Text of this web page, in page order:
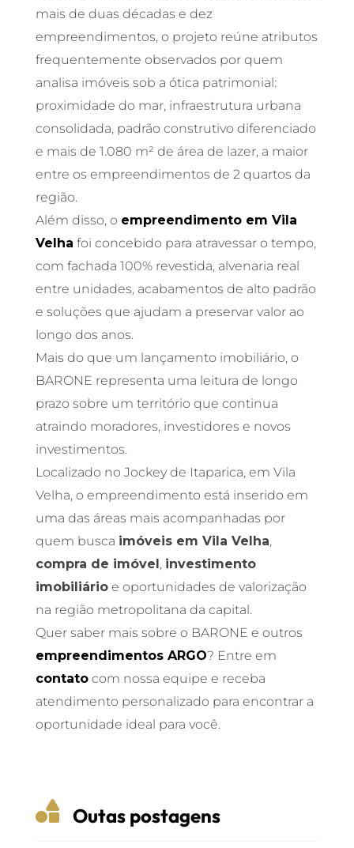
mais de duas décadas e dez
empreendimentos, o projeto reúne atributos
frequentemente observados por quem
analisa imóveis sob a ótica patrimonial:
proximidade do mar, infraestrutura urbana
consolidada, padrão construtivo diferenciado
e mais de 1.080 m² de área de lazer, a maior
entre os empreendimentos de 2 quartos da
região.
Além disso, o empreendimento em Vila
Velha foi concebido para atravessar o tempo,
com fachada 100% revestida, alvenaria real
entre unidades, acabamentos de alto padrão
e soluções que ajudam a preservar valor ao
longo dos anos.
Mais do que um lançamento imobiliário, o
BARONE representa uma leitura de longo
prazo sobre um território que continua
atraindo moradores, investidores e novos
investimentos.
Localizado no Jockey de Itaparica, em Vila
Velha, o empreendimento está inserido em
uma das áreas mais acompanhadas por
quem busca imóveis em Vila Velha,
compra de imóvel, investimento
imobiliárioe oportunidades de valorização
na região metropolitana da capital.
Quer saber mais sobre o BARONE e outros
empreendimentos ARGO? Entre em
contatocom nossa equipe e receba
atendimento personalizado para encontrar a
oportunidade ideal para você.
 Outas postagens